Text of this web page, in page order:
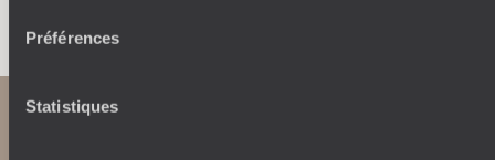
Préférences
Statistiques